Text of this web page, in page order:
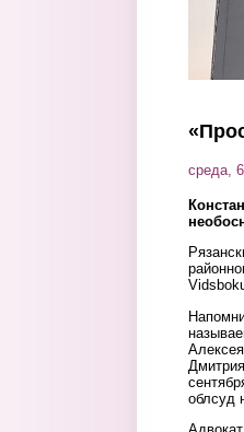
среда,
облсуд